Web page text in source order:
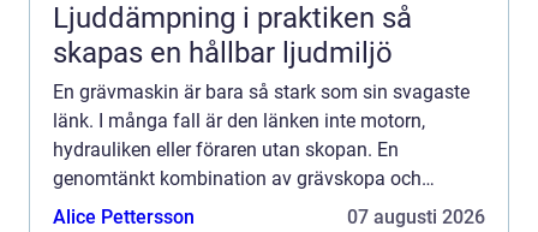
Ljuddämpning i praktiken så
skapas en hållbar ljudmiljö
En grävmaskin är bara så stark som sin svagaste
länk. I många fall är den länken inte motorn,
hydrauliken eller föraren utan skopan. En
genomtänkt kombination av grävskopa och
grävmaskin avgör hur effektivt maskinen arbetar,
Alice Pettersson 07 augusti 2026